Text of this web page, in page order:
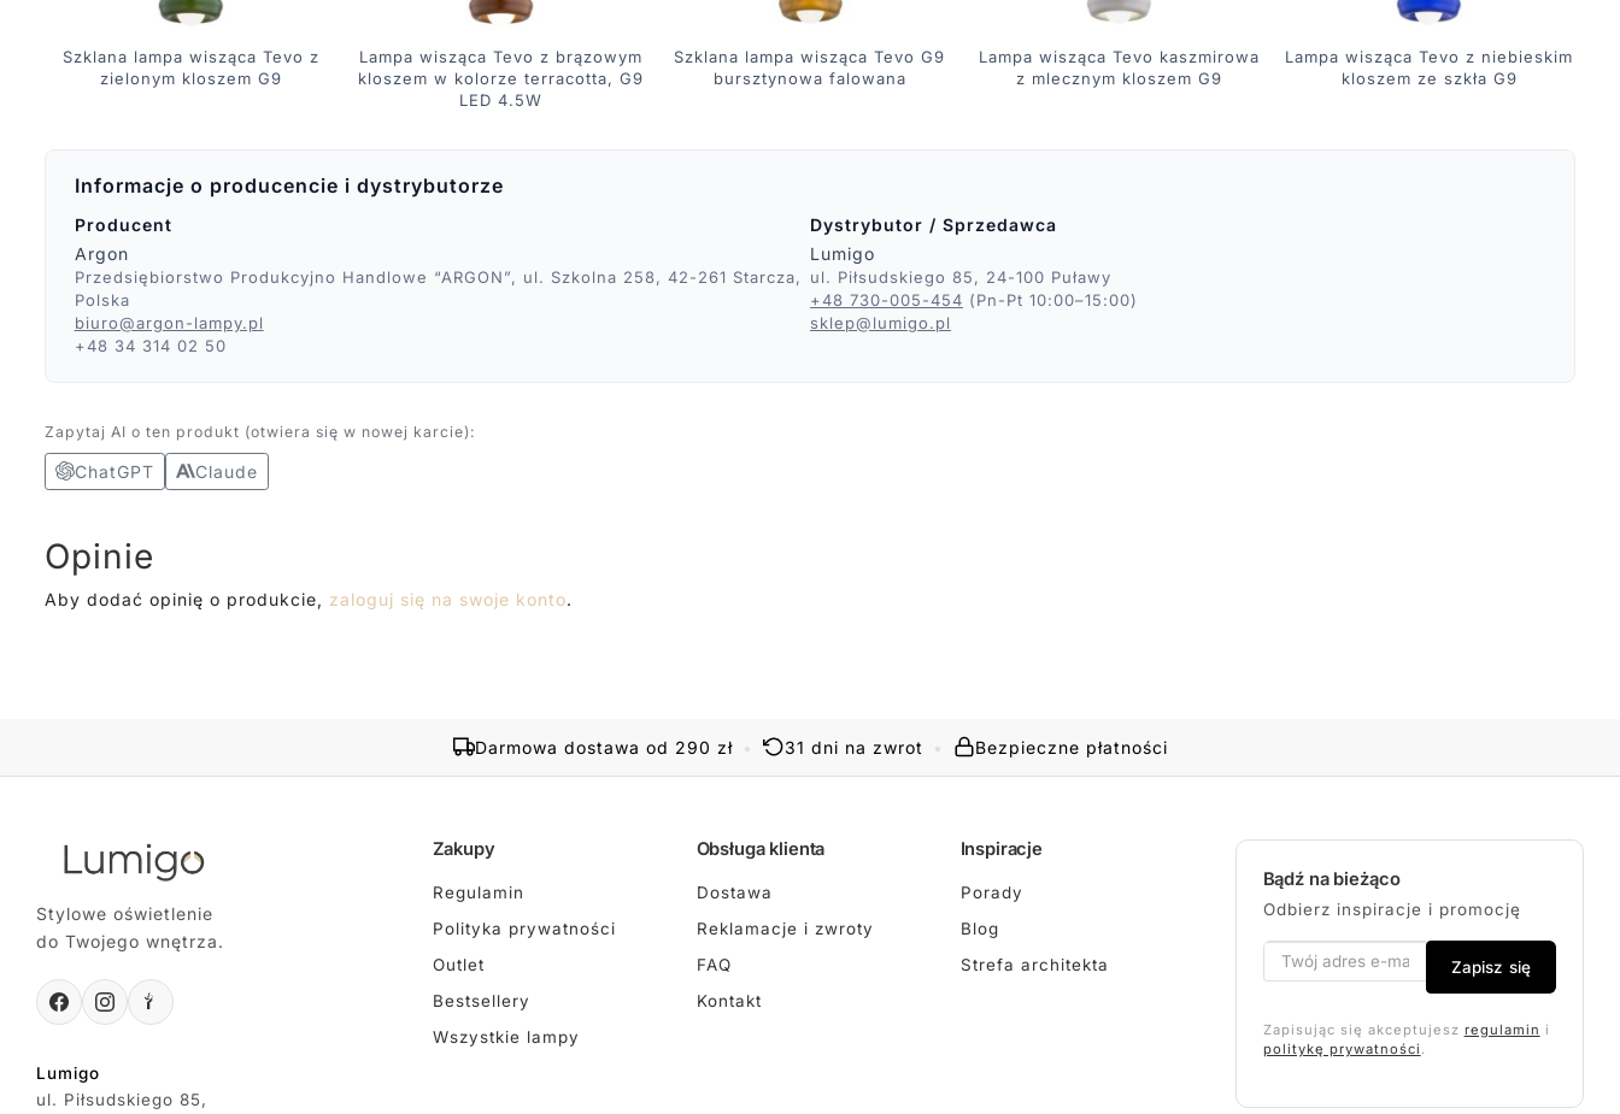
Szklana lampa wisząca Tevo z
zielonym kloszem G9
Lampa wisząca Tevo z brązowym
kloszem w kolorze terracotta, G9
LED 4.5W
Szklana lampa wisząca Tevo G9
bursztynowa falowana
Lampa wisząca Tevo kaszmirowa
z mlecznym kloszem G9
Lampa wisząca Tevo z niebieskim
kloszem ze szkła G9
Informacje o producencie i dystrybutorze
Producent
Argon
Przedsiębiorstwo Produkcyjno Handlowe “ARGON”, ul. Szkolna 258, 42-261 Starcza,
Polska
biuro@argon-lampy.pl
+48 34 314 02 50
Dystrybutor / Sprzedawca
Lumigo
ul. Piłsudskiego 85, 24-100 Puławy
+48 730-005-454 (Pn-Pt 10:00–15:00)
sklep@lumigo.pl
Zapytaj AI o ten produkt (otwiera się w nowej karcie):
ChatGPT Claude
Opinie
Aby dodać opinię o produkcie, zaloguj się na swoje konto.
Darmowa dostawa od 290 zł • 31 dni na zwrot • Bezpieczne płatności
Stylowe oświetlenie
do Twojego wnętrza.
Lumigo
ul. Piłsudskiego 85,
Zakupy
Regulamin
Polityka prywatności
Outlet
Bestsellery
Wszystkie lampy
Obsługa klienta
Dostawa
Reklamacje i zwroty
FAQ
Kontakt
Inspiracje
Porady
Blog
Strefa architekta
Bądź na bieżąco
Odbierz inspiracje i promocję
Zapisz się
Zapisując się akceptujesz regulamin i
politykę prywatności .